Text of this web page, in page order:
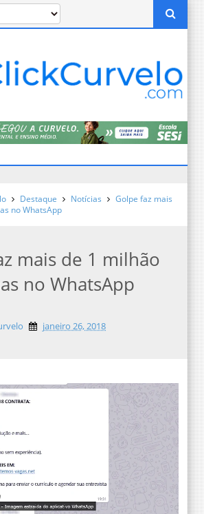
Destaque Notícias
Golpe faz mais
no WhatsApp
mais de 1 milhão
no WhatsApp
janeiro 26, 2018